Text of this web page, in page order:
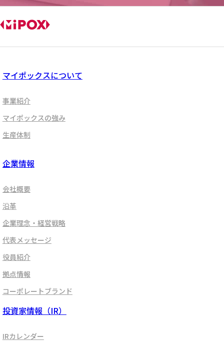
マイポックスについて
事業紹介
マイポックスの強み
生産体制
企業情報
会社概要
沿革
企業理念・経営戦略
代表メッセージ
役員紹介
拠点情報
コーポレートブランド
投資家情報（IR）
IRカレンダー